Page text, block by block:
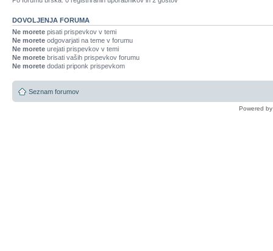
DOVOLJENJA FORUMA
Ne morete pisati prispevkov v temi
Ne morete odgovarjati na teme v forumu
Ne morete urejati prispevkov v temi
Ne morete brisati vaših prispevkov forumu
Ne morete dodati priponk prispevkom
Seznam forumov
Powered